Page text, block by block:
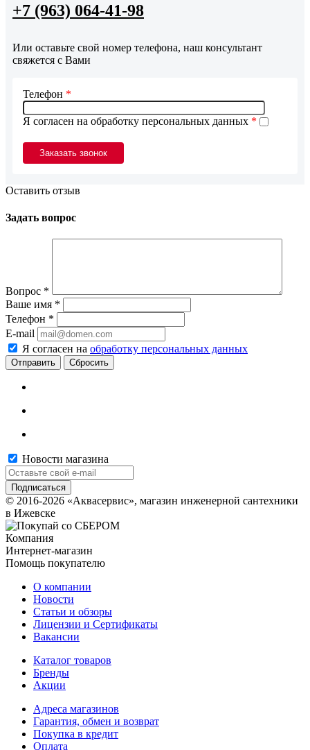
+7 (963) 064-41-98
Или оставьте свой номер телефона, наш консультант
свяжется с Вами
Я согласен на обработку персональных данных *
Телефон *
Оставить отзыв
Задать вопрос
Вопрос *
Ваше имя *
Телефон *
E-mail
Я согласен на обработку персональных данных
Сбросить
Новости магазина
© 2016-2026 «Аквасервис», магазин инженерной сантехники
в Ижевске
Компания
Интернет-магазин
Помощь покупателю
О компании
Новости
Статьи и обзоры
Лицензии и Сертификаты
Вакансии
Каталог товаров
Бренды
Акции
Адреса магазинов
Гарантия, обмен и возврат
Покупка в кредит
Оплата